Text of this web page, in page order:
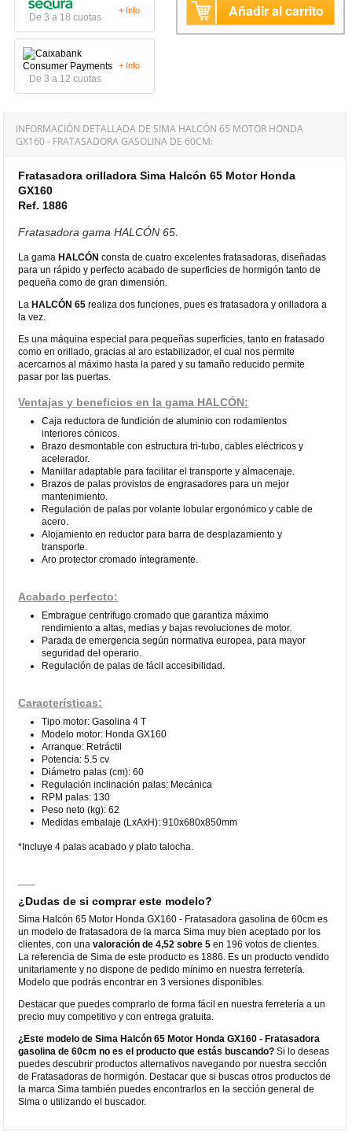
De 3 a 18 cuotas
+ Info
De 3 a 12 cuotas
+ Info
Añadir al carrito
INFORMACIÓN DETALLADA DE SIMA HALCÓN 65 MOTOR HONDA
GX160 - FRATASADORA GASOLINA DE 60CM:
Fratasadora orilladora Sima Halcón 65 Motor Honda
GX160
Ref. 1886
Fratasadora gama HALCÓN 65.
La gamaHALCÓN consta de cuatro excelentes fratasadoras, diseñadas
para un rápido y perfecto acabado de superficies de hormigón tanto de
pequeña como de gran dimensión.
La HALCÓN 65 realiza dos funciones, pues es fratasadora y orilladora a
la vez.
Es una máquina especial para pequeñas superficies, tanto en fratasado
como en orillado, gracias al aro estabilizador, el cual nos permite
acercarnos al máximo hasta la pared y su tamaño reducido permite
pasar por las puertas.
Ventajas y beneficios en la gama HALCÓN:
Caja reductora de fundición de aluminio con rodamientos
interiores cónicos.
Brazo desmontable con estructura tri-tubo, cables eléctricos y
acelerador.
Manillar adaptable para facilitar el transporte y almacenaje.
Brazos de palas provistos de engrasadores para un mejor
mantenimiento.
Regulación de palas por volante lobular ergonómico y cable de
acero.
Alojamiento en reductor para barra de desplazamiento y
transporte.
Aro protector cromado íntegramente.
Acabado perfecto:
Embrague centrífugo cromado que garantiza máximo
rendimiento a altas, medias y bajas revoluciones de motor.
Parada de emergencia según normativa europea, para mayor
seguridad del operario.
Regulación de palas de fácil accesibilidad.
Características:
Tipo motor: Gasolina 4 T
Modelo motor: Honda GX160
Arranque: Retráctil
Potencia: 5.5 cv
Diámetro palas (cm): 60
Regulación inclinación palas: Mecánica
RPM palas: 130
Peso neto (kg): 62
Medidas embalaje (LxAxH): 910x680x850mm
*Incluye 4 palas acabado y plato talocha.
¿Dudas de si comprar este modelo?
Sima Halcón 65 Motor Honda GX160 - Fratasadora gasolina de 60cm es
un modelo de fratasadora de la marca Sima muy bien aceptado por los
clientes, con unavaloración de 4,52 sobre 5 en 196 votos de clientes.
La referencia de Sima de este producto es 1886. Es un producto vendido
unitariamente y no dispone de pedido mínimo en nuestra ferretería.
Modelo que podrás encontrar en 3 versiones disponibles.
Destacar que puedes comprarlo de forma fácil en nuestra ferretería a un
precio muy competitivo y con entrega gratuita.
¿Este modelo de Sima Halcón 65 Motor Honda GX160 - Fratasadora
gasolina de 60cm no es el producto que estás buscando? Si lo deseas
puedes descubrir productos alternativos navegando por nuestra sección
de Fratasadoras de hormigón. Destacar que si buscas otros productos de
la marca Sima también puedes encontrarlos en la sección general de
Sima o utilizando el buscador.